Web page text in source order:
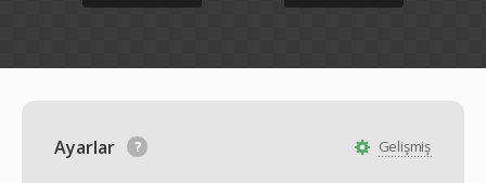
Gelişmiş
Ayarlar